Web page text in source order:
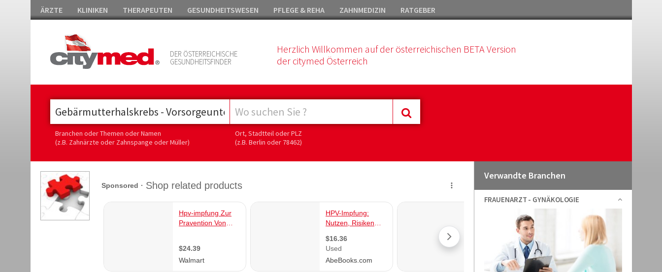
ÄRZTE KLINIKEN THERAPEUTEN GESUNDHEITSWESEN PFLEGE & REHA ZAHNMEDIZIN RATGEBER
DER ÖSTERREICHISCHE
GESUNDHEITSFINDER
Herzlich Willkommen auf der österreichischen BETA Version
der citymed Österreich
Branchen oder Themen oder Namen
(z.B. Zahnärzte oder Zahnspange oder Müller)
Ort, Stadtteil oder PLZ
(z.B. Berlin oder 78462)
Verwandte Branchen
FRAUENARZT - GYNÄKOLOGIE